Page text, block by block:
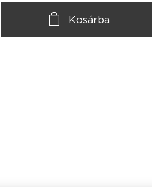
Kosárba